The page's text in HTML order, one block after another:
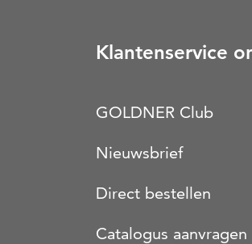
Klantenservice
GOLDNER Club
Nieuwsbrief
Direct bestellen
Catalogus aanvragen